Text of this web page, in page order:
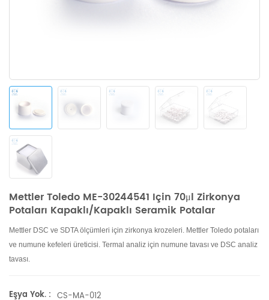
Mettler Toledo ME-30244541 Için 70μl Zirkonya
Potaları Kapaklı/Kapaklı Seramik Potalar
Mettler DSC ve SDTA ölçümleri için zirkonya krozeleri. Mettler Toledo potaları
ve numune kefeleri üreticisi. Termal analiz için numune tavası ve DSC analiz
tavası.
Eşya Yok. : CS-MA-012